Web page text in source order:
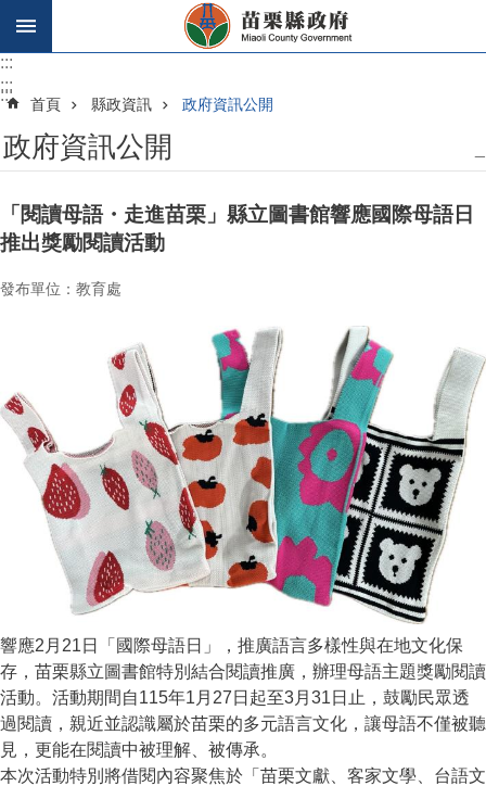
跳到主要內容區塊
:::
:::
::: 首頁 縣政資訊 政府資訊公開
政府資訊公開
「閱讀母語・走進苗栗」縣立圖書館響應國際母語日
推出獎勵閱讀活動
發布單位：教育處
響應2月21日「國際母語日」，推廣語言多樣性與在地文化保
存，苗栗縣立圖書館特別結合閱讀推廣，辦理母語主題獎勵閱讀
活動。活動期間自115年1月27日起至3月31日止，鼓勵民眾透
過閱讀，親近並認識屬於苗栗的多元語言文化，讓母語不僅被聽
見，更能在閱讀中被理解、被傳承。
本次活動特別將借閱內容聚焦於「苗栗文獻、客家文學、台語文